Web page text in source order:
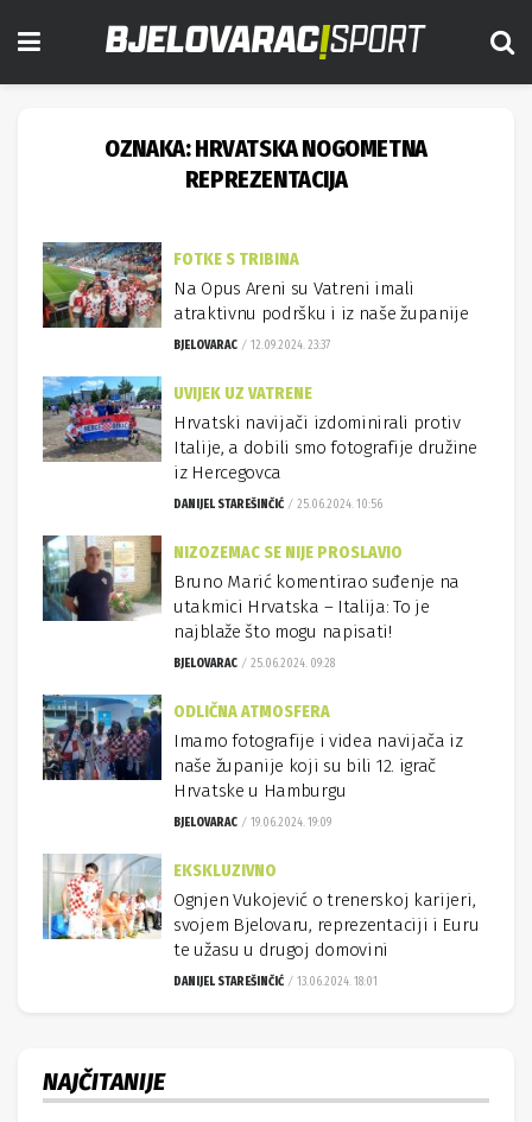
OZNAKA:HRVATSKA NOGOMETNA
REPREZENTACIJA
FOTKE S TRIBINA
Na Opus Areni su Vatreni imali
atraktivnu podršku i iz naše županije
BJELOVARAC 12.09.2024. 23:37
UVIJEK UZ VATRENE
Hrvatski navijači izdominirali protiv
Italije, a dobili smo fotografije družine
iz Hercegovca
DANIJEL STAREŠINČIĆ 25.06.2024. 10:56
NIZOZEMAC SE NIJE PROSLAVIO
Bruno Marić komentirao suđenje na
utakmici Hrvatska – Italija: To je
najblaže što mogu napisati!
BJELOVARAC 25.06.2024. 09:28
ODLIČNA ATMOSFERA
Imamo fotografije i videa navijača iz
naše županije koji su bili 12. igrač
Hrvatske u Hamburgu
BJELOVARAC 19.06.2024. 19:09
EKSKLUZIVNO
Ognjen Vukojević o trenerskoj karijeri,
svojem Bjelovaru, reprezentaciji i Euru
te užasu u drugoj domovini
DANIJEL STAREŠINČIĆ 13.06.2024. 18:01
NAJČITANIJE